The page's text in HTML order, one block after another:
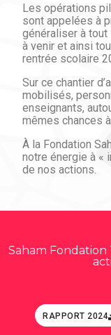
Les opérations
sont appelées à
généraliser à
à venir et ainsi
rentrée scolaire
Sur ce chantier
mobilisés,
enseignants,
mêmes chances
À la Fondation
notre énergie à «
de nos actions.
Saham
RAPPORT 2024